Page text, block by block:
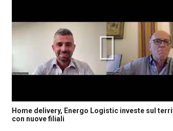
Home delivery, Energo Logistic investe sul
con nuove filiali